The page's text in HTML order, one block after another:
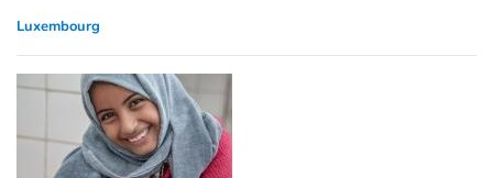
Luxembourg